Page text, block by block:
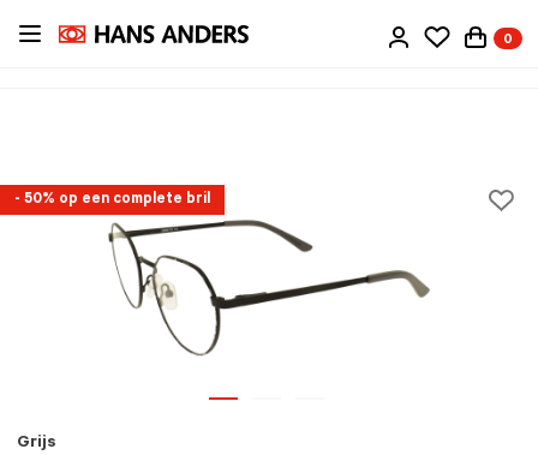
Ga
0
- 50% op een complete bril
Grijs